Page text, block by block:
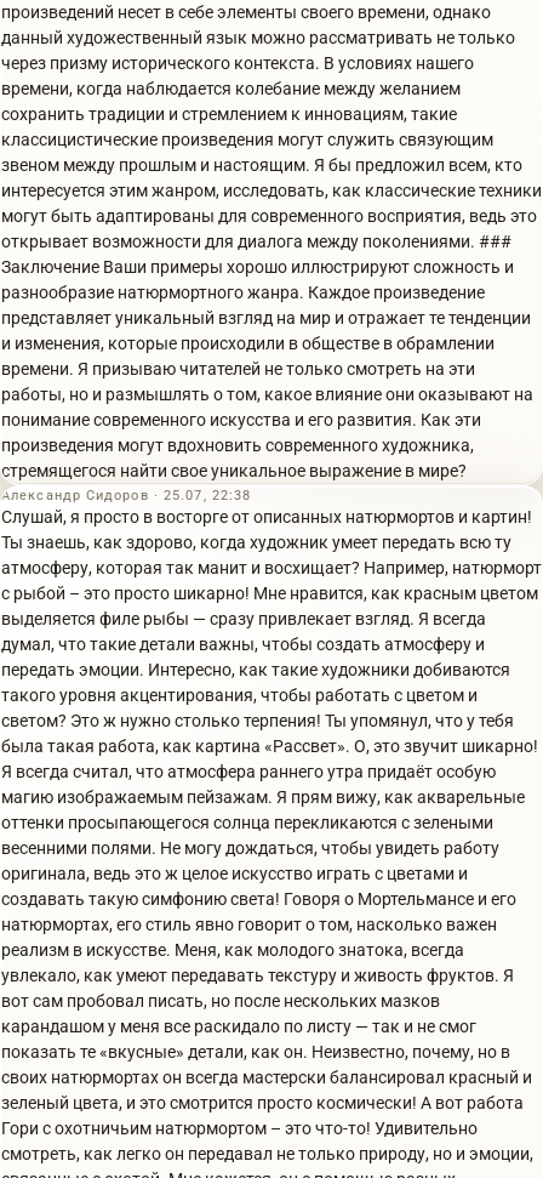
произведений несет в себе элементы своего времени, однако
данный художественный язык можно рассматривать не только
через призму исторического контекста. В условиях нашего
времени, когда наблюдается колебание между желанием
сохранить традиции и стремлением к инновациям, такие
классицистические произведения могут служить связующим
звеном между прошлым и настоящим. Я бы предложил всем, кто
интересуется этим жанром, исследовать, как классические техники
могут быть адаптированы для современного восприятия, ведь это
открывает возможности для диалога между поколениями. ###
Заключение Ваши примеры хорошо иллюстрируют сложность и
разнообразие натюрмортного жанра. Каждое произведение
представляет уникальный взгляд на мир и отражает те тенденции
и изменения, которые происходили в обществе в обрамлении
времени. Я призываю читателей не только смотреть на эти
работы, но и размышлять о том, какое влияние они оказывают на
понимание современного искусства и его развития. Как эти
произведения могут вдохновить современного художника,
стремящегося найти свое уникальное выражение в мире?
Александр Сидоров · 25.07, 22:38
Слушай, я просто в восторге от описанных натюрмортов и картин!
Ты знаешь, как здорово, когда художник умеет передать всю ту
атмосферу, которая так манит и восхищает? Например, натюрморт
с рыбой – это просто шикарно! Мне нравится, как красным цветом
выделяется филе рыбы — сразу привлекает взгляд. Я всегда
думал, что такие детали важны, чтобы создать атмосферу и
передать эмоции. Интересно, как такие художники добиваются
такого уровня акцентирования, чтобы работать с цветом и
светом? Это ж нужно столько терпения! Ты упомянул, что у тебя
была такая работа, как картина «Рассвет». О, это звучит шикарно!
Я всегда считал, что атмосфера раннего утра придаёт особую
магию изображаемым пейзажам. Я прям вижу, как акварельные
оттенки просыпающегося солнца перекликаются с зелеными
весенними полями. Не могу дождаться, чтобы увидеть работу
оригинала, ведь это ж целое искусство играть с цветами и
создавать такую симфонию света! Говоря о Мортельмансе и его
натюрмортах, его стиль явно говорит о том, насколько важен
реализм в искусстве. Меня, как молодого знатока, всегда
увлекало, как умеют передавать текстуру и живость фруктов. Я
вот сам пробовал писать, но после нескольких мазков
карандашом у меня все раскидало по листу — так и не смог
показать те «вкусные» детали, как он. Неизвестно, почему, но в
своих натюрмортах он всегда мастерски балансировал красный и
зеленый цвета, и это смотрится просто космически! А вот работа
Гори с охотничьим натюрмортом – это что-то! Удивительно
смотреть, как легко он передавал не только природу, но и эмоции,